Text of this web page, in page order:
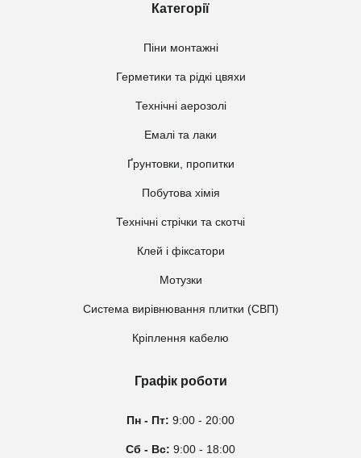
Категорії
Піни монтажні
Герметики та рідкі цвяхи
Технічні аерозолі
Емалі та лаки
Ґрунтовки, пропитки
Побутова хімія
Технічні стрічки та скотчі
Клей і фіксатори
Мотузки
Система вирівнювання плитки (СВП)
Кріплення кабелю
Графік роботи
Пн - Пт: 9:00 - 20:00
Сб - Вс: 9:00 - 18:00